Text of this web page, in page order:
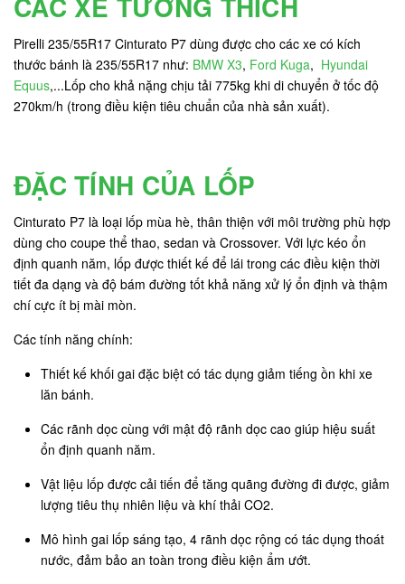
Pirelli 235/55R17 Cinturato P7 dùng được cho các xe có kích
thước bánh là 235/55R17 như: BMW X3, Ford Kuga, Hyundai
Equus,...Lốp cho khả nặng chịu tải 775kg khi di chuyển ở tốc độ
270km/h (trong điều kiện tiêu chuẩn của nhà sản xuất).
ĐẶC TÍNH CỦA LỐP
Cinturato P7 là loại lốp mùa hè, thân thiện với môi trường phù hợp
dùng cho coupe thể thao, sedan và Crossover. Với lực kéo ổn
định quanh năm, lốp được thiết kế để lái trong các điều kiện thời
tiết đa dạng và độ bám đường tốt khả năng xử lý ổn định và thậm
chí cực ít bị mài mòn.
Các tính năng chính:
Thiết kế khối gai đặc biệt có tác dụng giảm tiếng ồn khi xe
lăn bánh.
Các rãnh dọc cùng với mật độ rãnh dọc cao giúp hiệu suất
ổn định quanh năm.
Vật liệu lốp được cải tiến để tăng quãng đường đi được, giảm
lượng tiêu thụ nhiên liệu và khí thải CO2.
Mô hình gai lốp sáng tạo, 4 rãnh dọc rộng có tác dụng thoát
nước, đảm bảo an toàn trong điều kiện ẩm ướt.